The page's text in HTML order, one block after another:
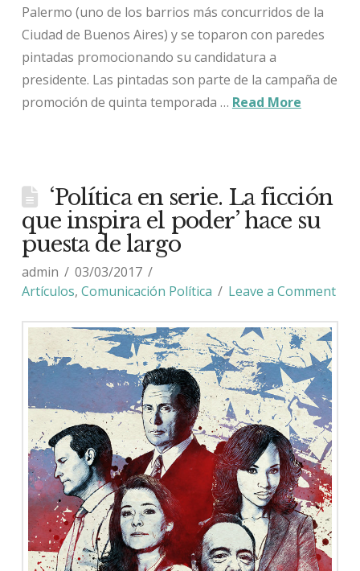
Palermo (uno de los barrios más concurridos de la
Ciudad de Buenos Aires) y se toparon con paredes
pintadas promocionando su candidatura a
presidente. Las pintadas son parte de la campaña de
promoción de quinta temporada … Read More
‘Política en serie. La ficción
que inspira el poder’ hace su
puesta de largo
admin
03/03/2017
Artículos, Comunicación Política Leave a Comment